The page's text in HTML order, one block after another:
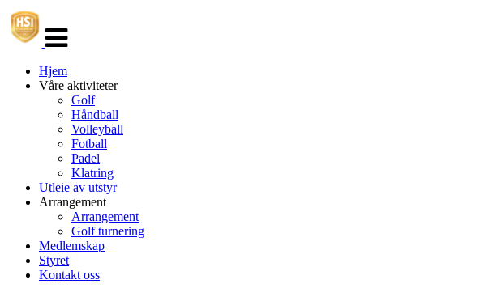
navigasjon
Hjem
Våre aktiviteter
Golf
Håndball
Volleyball
Fotball
Padel
Klatring
Utleie av utstyr
Arrangement
Arrangement
Golf turnering
Medlemskap
Styret
Kontakt oss